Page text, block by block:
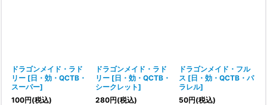
ドラゴンメイド・ラド
リー [日・効・QCTB・
スーパー]
100円(税込)
ドラゴンメイド・ラド
リー [日・効・QCTB・
シークレット]
280円(税込)
ドラゴンメイド・フル
ス [日・効・QCTB・パ
ラレル]
50円(税込)